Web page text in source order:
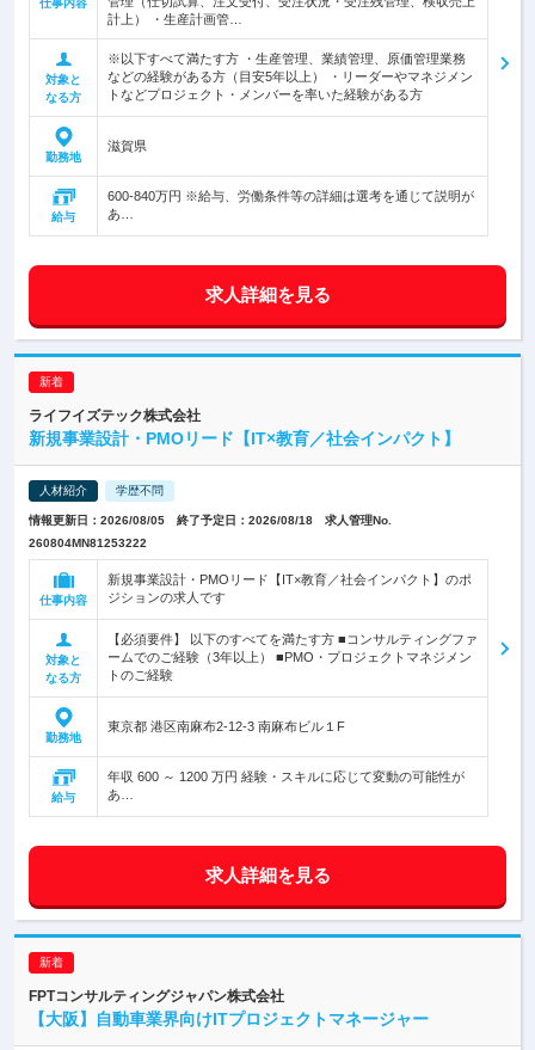
仕事内容
計上） ・生産計画管…
対象と
なる方
※以下すべて満たす方 ・生産管理、業績管理、原価管理業務
などの経験がある方（目安5年以上） ・リーダーやマネジメン
トなどプロジェクト・メンバーを率いた経験がある方
勤務地
滋賀県
給与
600-840万円 ※給与、労働条件等の詳細は選考を通じて説明が
あ…
求人詳細を見る
ライフイズテック株式会社
新規事業設計・PMOリード【IT×教育／社会インパクト】
人材紹介 学歴不問
情報更新日：2026/08/05 終了予定日：2026/08/18 求人管理No.
260804MN81253222
仕事内容
新規事業設計・PMOリード【IT×教育／社会インパクト】のポ
ジションの求人です
対象と
なる方
【必須要件】 以下のすべてを満たす方 ■コンサルティングファ
ームでのご経験（3年以上） ■PMO・プロジェクトマネジメン
トのご経験
勤務地
東京都 港区南麻布2-12-3 南麻布ビル１F
給与
年収 600 ～ 1200 万円 経験・スキルに応じて変動の可能性が
あ…
求人詳細を見る
FPTコンサルティングジャパン株式会社
【大阪】自動車業界向けITプロジェクトマネージャー